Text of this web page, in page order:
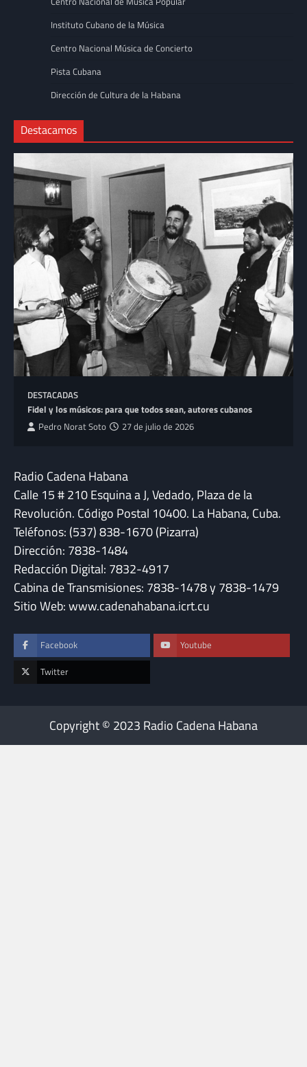
Instituto Cubano de la Música
Centro Nacional Música de Concierto
Pista Cubana
Dirección de Cultura de la Habana
Destacamos
DESTACADAS
Fidel y los músicos: para que todos sean, autores cubanos
Pedro Norat Soto 27 de julio de 2026
Radio Cadena Habana
Calle 15 # 210 Esquina a J, Vedado, Plaza de la
Revolución. Código Postal 10400. La Habana, Cuba.
Teléfonos: (537) 838-1670 (Pizarra)
Dirección: 7838-1484
Redacción Digital: 7832-4917
Cabina de Transmisiones: 7838-1478 y 7838-1479
Sitio Web: www.cadenahabana.icrt.cu
Facebook Youtube
Twitter